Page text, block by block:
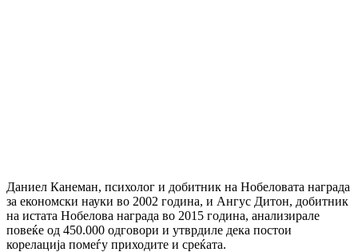
Даниел Канеман, психолог и добитник на Нобеловата награда
за економски науки во 2002 година, и Ангус Дитон, добитник
на истата Нобелова награда во 2015 година, анализирале
повеќе од 450.000 одговори и утврдиле дека постои
корелација помеѓу приходите и среќата.